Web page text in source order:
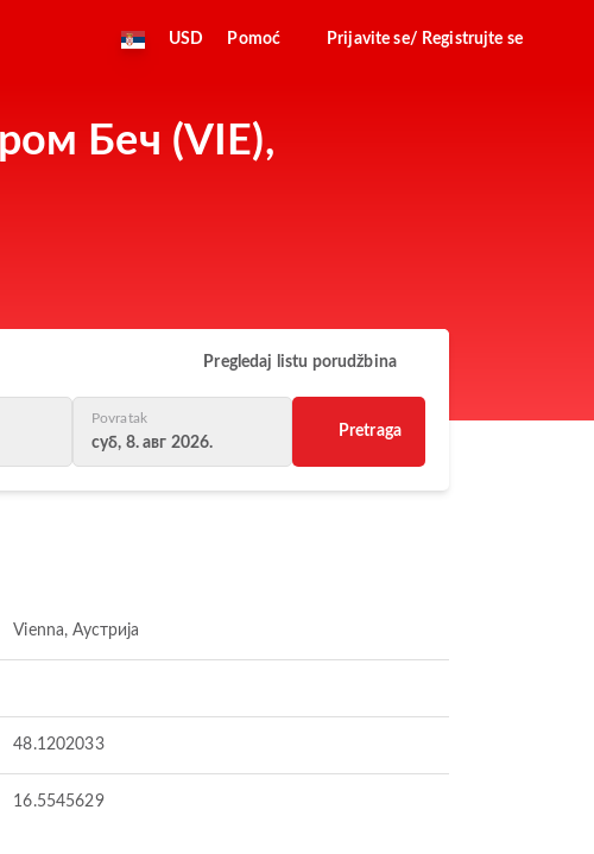
USD Pomoć Prijavite se/ Registrujte se
Беч (VIE),
Pregledaj listu porudžbina
Povratak
суб, 8. авг 2026.
Pretraga
Vienna, Аустрија
48.1202033
16.5545629